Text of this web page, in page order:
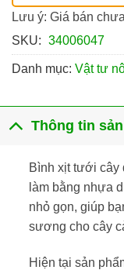
Lưu ý: Giá bán
SKU: 34006047
Danh mục: Vật tư
Thông tin
Bình xịt tưới cây
làm bằng nhựa
nhỏ gọn, giúp
sương cho cây
Hiện tại sản